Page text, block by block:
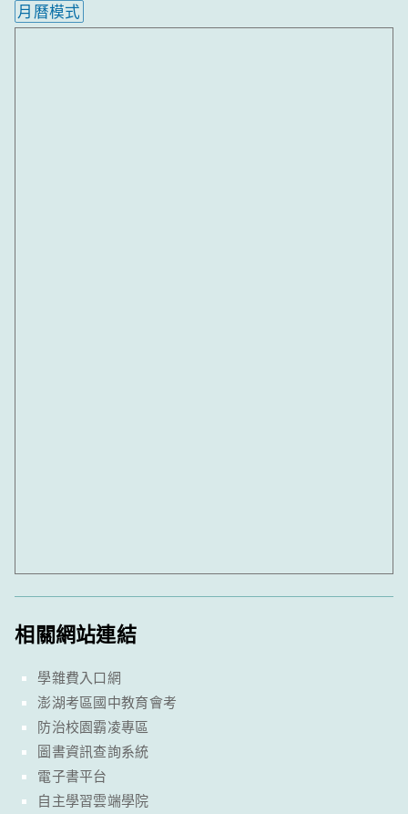
月曆模式
相關網站連結
學雜費入口網
澎湖考區國中教育會考
防治校園霸凌專區
圖書資訊查詢系統
電子書平台
自主學習雲端學院